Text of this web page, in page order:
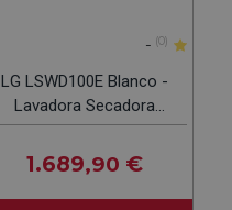
- (0)
LG LSWD100E Blanco -
Lavadora Secadora
12KG/7KG 1600RPM
1.689,90 €